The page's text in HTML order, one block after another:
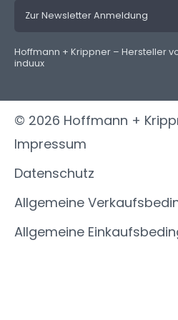
Zur Newsletter Anmeldung
Hoffmann + Krippner – Hersteller
induux
© 2026 Hoffmann +
Impressum
Datenschutz
Allgemeine
Allgemeine